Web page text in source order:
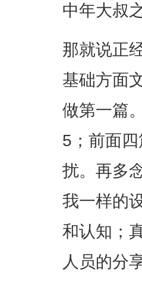
中年大叔
那就说正
基础方面
做第一篇
5；前面
扰。再多
我一样的
和认知；
人员的分